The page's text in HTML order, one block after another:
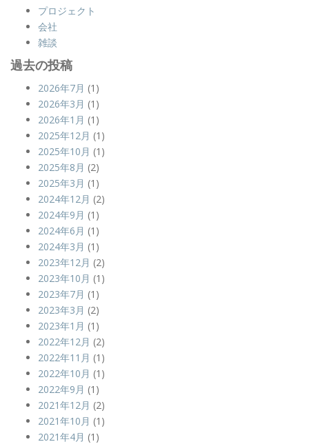
プロジェクト
会社
雑談
過去の投稿
2026年7月 (1)
2026年3月 (1)
2026年1月 (1)
2025年12月 (1)
2025年10月 (1)
2025年8月 (2)
2025年3月 (1)
2024年12月 (2)
2024年9月 (1)
2024年6月 (1)
2024年3月 (1)
2023年12月 (2)
2023年10月 (1)
2023年7月 (1)
2023年3月 (2)
2023年1月 (1)
2022年12月 (2)
2022年11月 (1)
2022年10月 (1)
2022年9月 (1)
2021年12月 (2)
2021年10月 (1)
2021年4月 (1)